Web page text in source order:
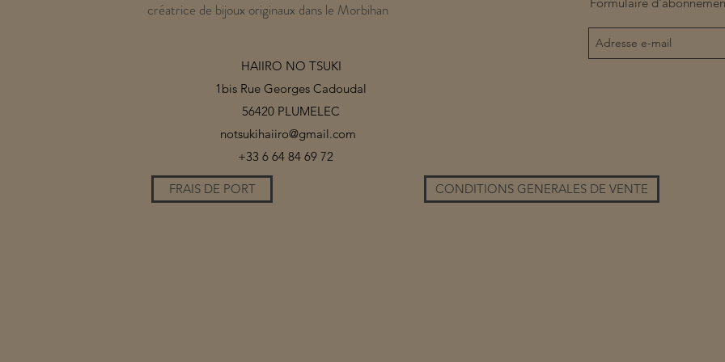
créatrice de bijoux originaux dans le Morbihan
HAIIRO NO TSUKI
1bis Rue Georges Cadoudal
56420 PLUMELEC
notsukihaiiro@gmail.com
+33 6 64 84 69 72
FRAIS DE PORT CONDITIONS GENERALES DE VENTE